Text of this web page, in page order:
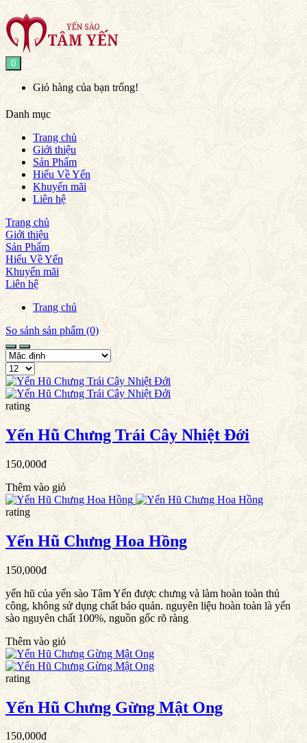
0
Giỏ hàng của bạn trống!
Danh mục
Trang chủ
Giới thiệu
Sản Phẩm
Hiểu Về Yến
Khuyến mãi
Liên hệ
Trang chủ
Giới thiệu
Sản Phẩm
Hiểu Về Yến
Khuyến mãi
Liên hệ
Trang chủ
So sánh sản phẩm (0)
rating
Yến Hũ Chưng Trái Cây Nhiệt Đới
150,000đ
Thêm vào giỏ
rating
Yến Hũ Chưng Hoa Hồng
150,000đ
yến hũ của yến sào Tâm Yến được chưng và làm hoàn toàn thủ
công, không sử dụng chất bảo quản. nguyên liệu hoàn toàn là yến
sào nguyên chất 100%, nguồn gốc rõ ràng
Thêm vào giỏ
rating
Yến Hũ Chưng Gừng Mật Ong
150,000đ